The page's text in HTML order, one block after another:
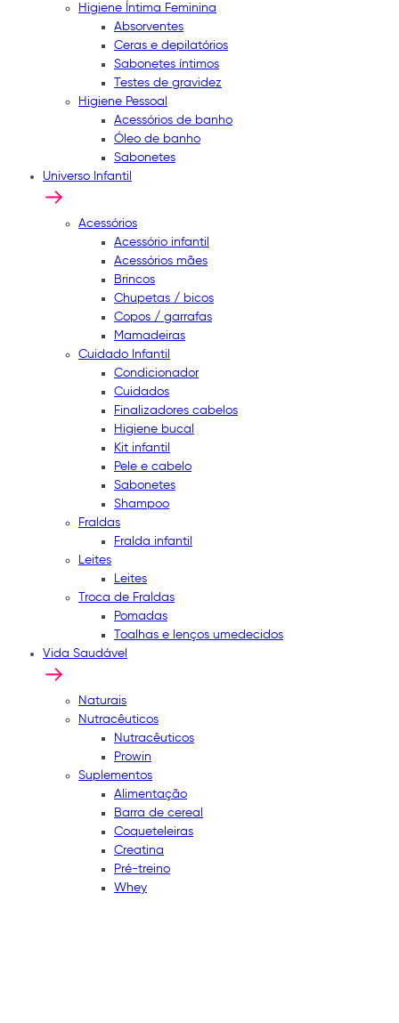
Higiene Íntima Feminina
Absorventes
Ceras e depilatórios
Sabonetes íntimos
Testes de gravidez
Higiene Pessoal
Acessórios de banho
Óleo de banho
Sabonetes
Universo Infantil
Acessórios
Acessório infantil
Acessórios mães
Brincos
Chupetas / bicos
Copos / garrafas
Mamadeiras
Cuidado Infantil
Condicionador
Cuidados
Finalizadores cabelos
Higiene bucal
Kit infantil
Pele e cabelo
Sabonetes
Shampoo
Fraldas
Fralda infantil
Leites
Leites
Troca de Fraldas
Pomadas
Toalhas e lenços umedecidos
Vida Saudável
Naturais
Nutracêuticos
Nutracêuticos
Prowin
Suplementos
Alimentação
Barra de cereal
Coqueteleiras
Creatina
Pré-treino
Whey